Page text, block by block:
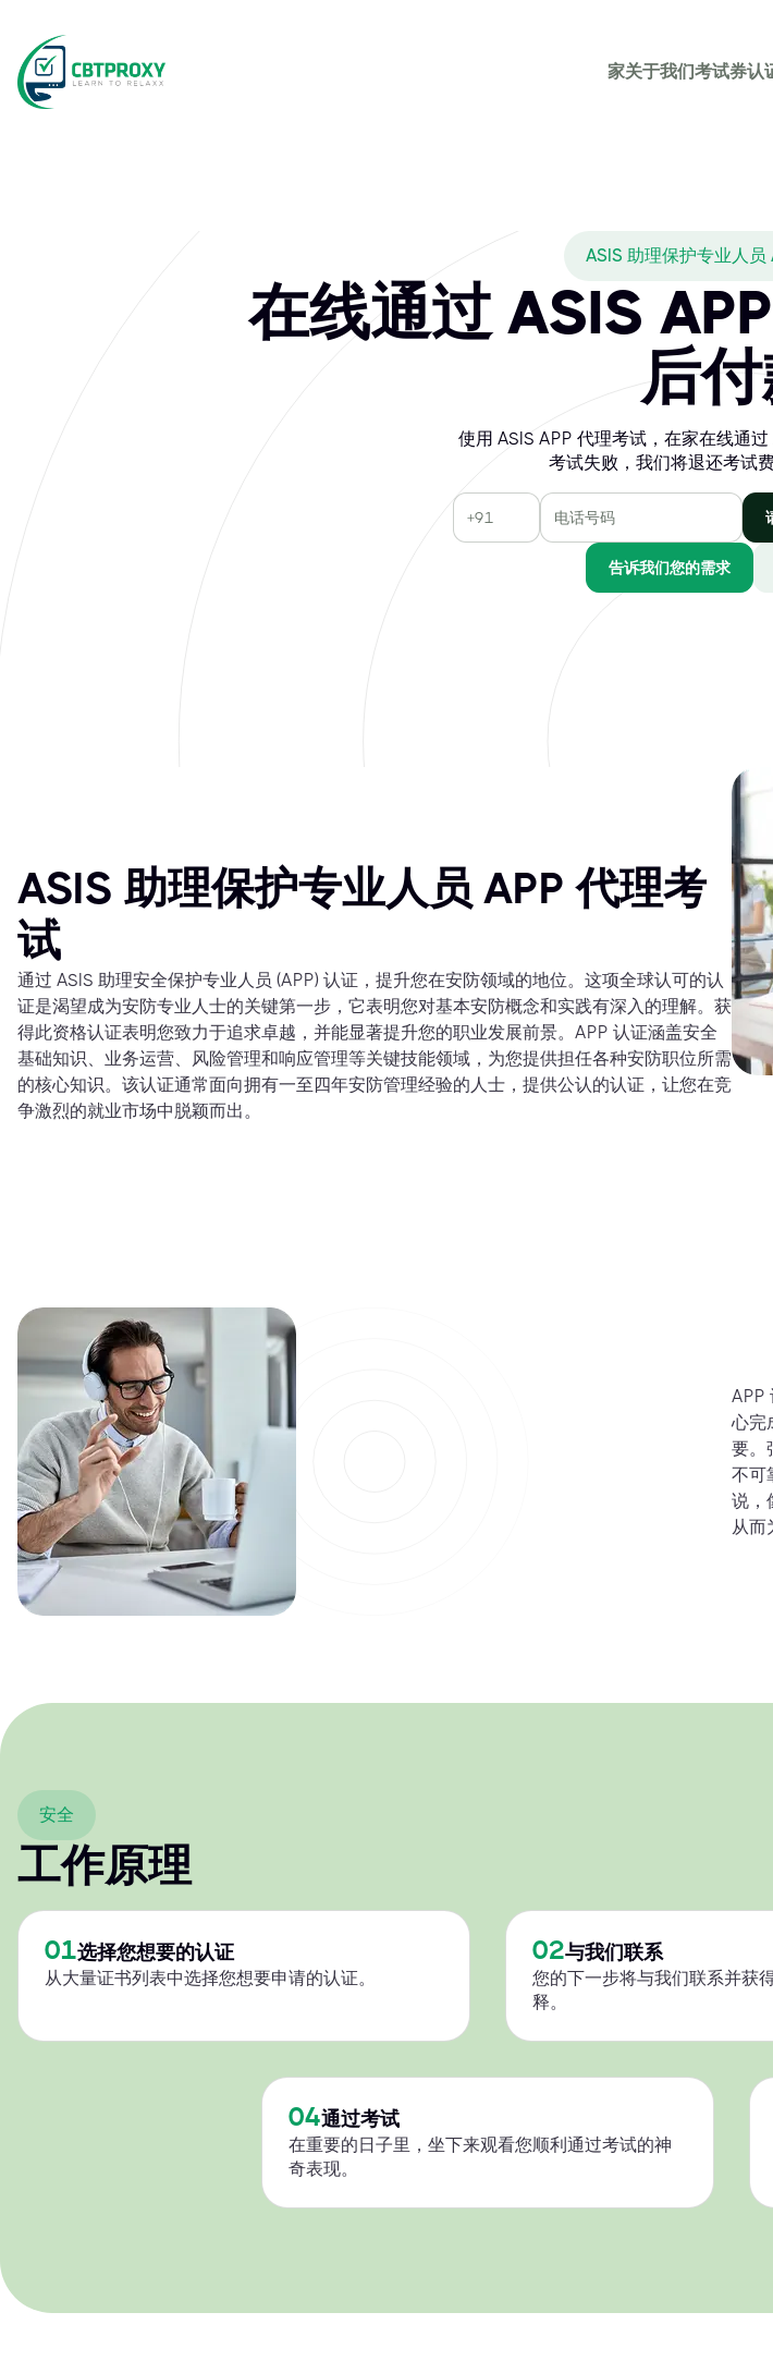
家关于我们考试券认
ASIS 助理保护专业人员
在线通过 ASIS
后
使用 ASIS APP 代理考试，在家在线通过
考试失败，我们将退还考试
告诉我们您的需求
ASIS 助理保护专业人员 APP 代理考
试
通过 ASIS 助理安全保护专业人员 (APP) 认证，提升您在安防领域的地位。这项全球认可的认
证是渴望成为安防专业人士的关键第一步，它表明您对基本安防概念和实践有深入的理解。获
得此资格认证表明您致力于追求卓越，并能显著提升您的职业发展前景。APP 认证涵盖安全
基础知识、业务运营、风险管理和响应管理等关键技能领域，为您提供担任各种安防职位所需
的核心知识。该认证通常面向拥有一至四年安防管理经验的人士，提供公认的认证，让您在竞
争激烈的就业市场中脱颖而出。
APP
心完
要。
不可
说，
从而
安全
工作原理
01选择您想要的认证
从大量证书列表中选择您想要申请的认证。
02与我们联系
您的下一步将与我们联系并获
释。
04通过考试
在重要的日子里，坐下来观看您顺利通过考试的神
奇表现。